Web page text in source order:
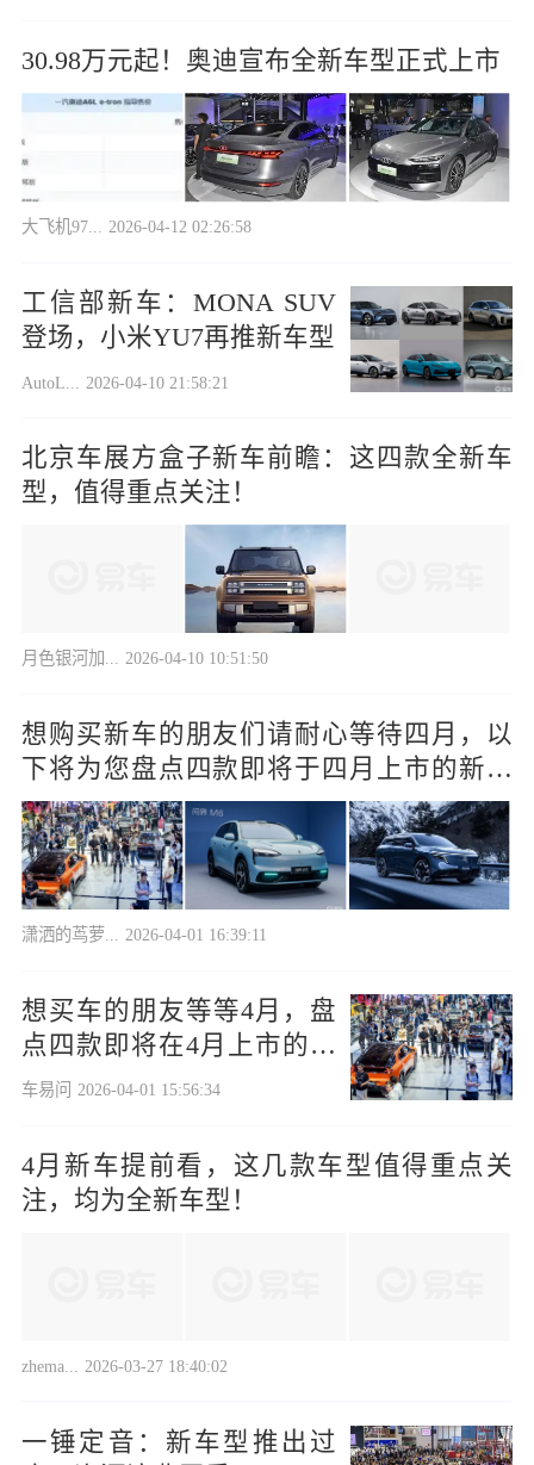
30.98万元起！奥迪宣布全新车型正式上市
大飞机97... 2026-04-12 02:26:58
工信部新车：MONA SUV
登场，小米YU7再推新车型
AutoL... 2026-04-10 21:58:21
北京车展方盒子新车前瞻：这四款全新车
型，值得重点关注！
月色银河加... 2026-04-10 10:51:50
想购买新车的朋友们请耐心等待四月，以
下将为您盘点四款即将于四月上市的新车
型，其中或许有您心仪的选择。
潇洒的茑萝... 2026-04-01 16:39:11
想买车的朋友等等4月，盘
点四款即将在4月上市的新
车型
车易问 2026-04-01 15:56:34
4月新车提前看，这几款车型值得重点关
注，均为全新车型！
zhema... 2026-03-27 18:40:02
一锤定音：新车型推出过